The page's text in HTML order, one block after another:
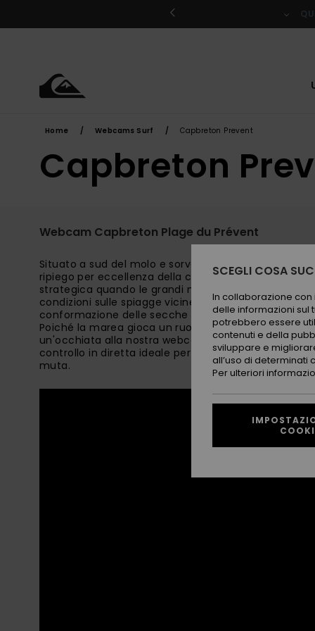
Home Webcams Surf Capbreton Prevent
Capbreton
Webcam Capbreton Plage du Prévent
Situato a sud del molo e sorvegliato dai suoi iconici
ripiego per eccellenza della costa delle Landes.
strategica quando le grandi mareggiate invernali
condizioni sulle spiagge vicine. Sebbene le onde
conformazione delle secche regala spesso belle
Poiché la marea gioca un ruolo cruciale nel modo
un'occhiata alla nostra webcam del Prévent è il
controllo in diretta ideale per trovare il momento
muta.
SCEGLI COSA
In collaborazione
delle informazioni sul
potrebbero essere
contenuti e della
sviluppare e
all’uso di
Per ulteriori